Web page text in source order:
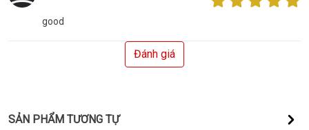
good
Đánh giá
SẢN PHẨM TƯƠNG TỰ